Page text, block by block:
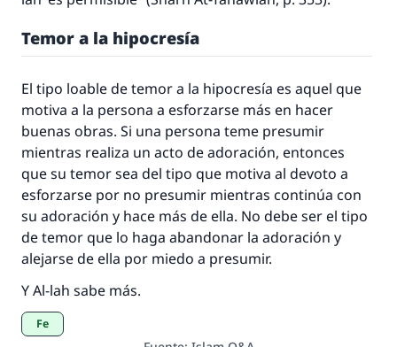
Temor a la hipocresía
El tipo loable de temor a la hipocresía es aquel que
motiva a la persona a esforzarse más en hacer
buenas obras. Si una persona teme presumir
mientras realiza un acto de adoración, entonces
que su temor sea del tipo que motiva al devoto a
esforzarse por no presumir mientras continúa con
su adoración y hace más de ella. No debe ser el tipo
de temor que lo haga abandonar la adoración y
alejarse de ella por miedo a presumir.
Y Al-lah sabe más.
Fe